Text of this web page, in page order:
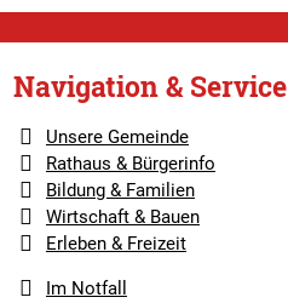
Navigation & Service
Unsere Gemeinde
Rathaus & Bürgerinfo
Bildung & Familien
Wirtschaft & Bauen
Erleben & Freizeit
Im Notfall